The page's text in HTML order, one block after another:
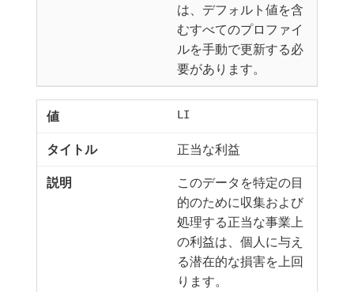
は、デフォルト値を含
むすべてのプロファイ
ルを手動で更新する必
要があります。
LI
正当な利益
このデータを特定の目
的のために収集および
処理する正当な事業上
の利益は、個人に与え
る潜在的な損害を上回
ります。